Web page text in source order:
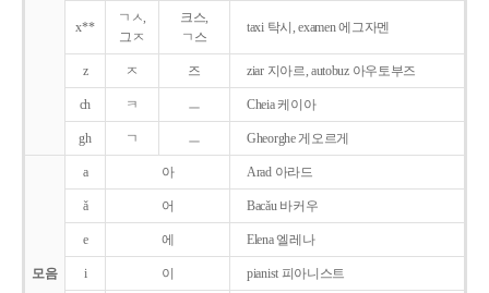
x**
ㄱㅅ,
그ㅈ
크스,
ㄱ스
taxi 탁시, examen 에그자멘
z ㅈ 즈 ziar 지아르, autobuz 아우토부즈
ch ㅋ ㅡ Cheia 케이아
gh ㄱ ㅡ Gheorghe 게오르게
모음
a 아 Arad 아라드
ǎ 어 Bacǎu 바커우
e 에 Elena 엘레나
i 이 pianist 피아니스트